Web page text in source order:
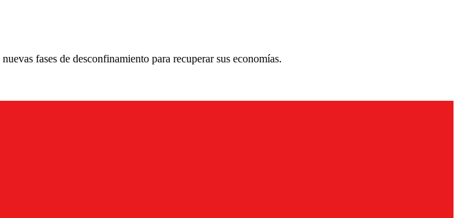
fases de desconfinamiento para recuperar sus economías.